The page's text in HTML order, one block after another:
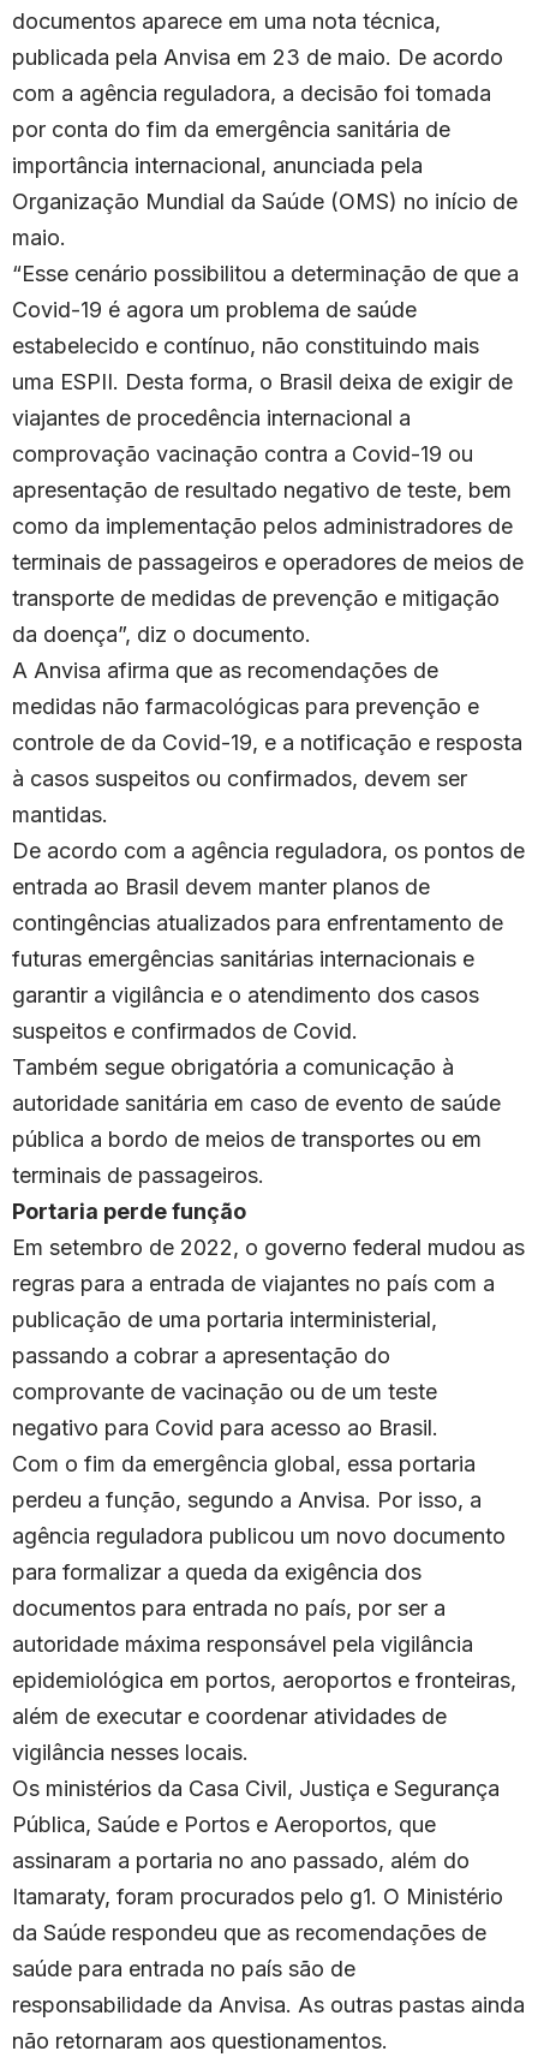
documentos aparece em uma nota técnica,
publicada pela Anvisa em 23 de maio. De acordo
com a agência reguladora, a decisão foi tomada
por conta do fim da emergência sanitária de
importância internacional, anunciada pela
Organização Mundial da Saúde (OMS) no início de
maio.
“Esse cenário possibilitou a determinação de que a
Covid-19 é agora um problema de saúde
estabelecido e contínuo, não constituindo mais
uma ESPII. Desta forma, o Brasil deixa de exigir de
viajantes de procedência internacional a
comprovação vacinação contra a Covid-19 ou
apresentação de resultado negativo de teste, bem
como da implementação pelos administradores de
terminais de passageiros e operadores de meios de
transporte de medidas de prevenção e mitigação
da doença”, diz o documento.
A Anvisa afirma que as recomendações de
medidas não farmacológicas para prevenção e
controle de da Covid-19, e a notificação e resposta
à casos suspeitos ou confirmados, devem ser
mantidas.
De acordo com a agência reguladora, os pontos de
entrada ao Brasil devem manter planos de
contingências atualizados para enfrentamento de
futuras emergências sanitárias internacionais e
garantir a vigilância e o atendimento dos casos
suspeitos e confirmados de Covid.
Também segue obrigatória a comunicação à
autoridade sanitária em caso de evento de saúde
pública a bordo de meios de transportes ou em
terminais de passageiros.
Portaria perde função
Em setembro de 2022, o governo federal mudou as
regras para a entrada de viajantes no país com a
publicação de uma portaria interministerial,
passando a cobrar a apresentação do
comprovante de vacinação ou de um teste
negativo para Covid para acesso ao Brasil.
Com o fim da emergência global, essa portaria
perdeu a função, segundo a Anvisa. Por isso, a
agência reguladora publicou um novo documento
para formalizar a queda da exigência dos
documentos para entrada no país, por ser a
autoridade máxima responsável pela vigilância
epidemiológica em portos, aeroportos e fronteiras,
além de executar e coordenar atividades de
vigilância nesses locais.
Os ministérios da Casa Civil, Justiça e Segurança
Pública, Saúde e Portos e Aeroportos, que
assinaram a portaria no ano passado, além do
Itamaraty, foram procurados pelo g1. O Ministério
da Saúde respondeu que as recomendações de
saúde para entrada no país são de
responsabilidade da Anvisa. As outras pastas ainda
não retornaram aos questionamentos.